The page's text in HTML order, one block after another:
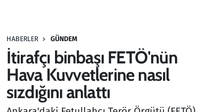
HABERLER GÜNDEM
İtirafçı binbaşı FETÖ'nün
Hava Kuvvetlerine nasıl
sızdığını anlattı
Haber
Kültür Sanat
Kurumsal Haberler